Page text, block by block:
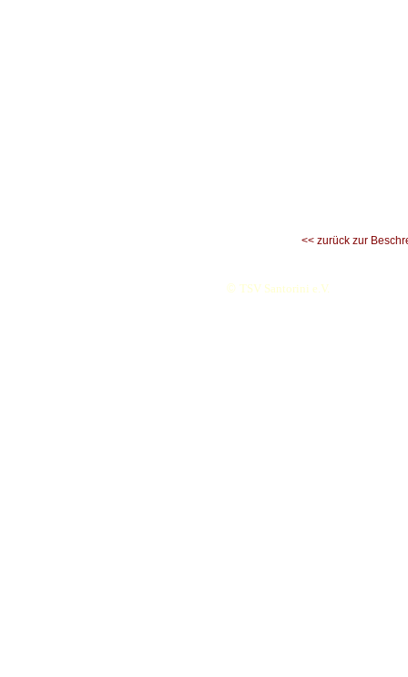
<< zurück zur
© TSV Santorini e.V.